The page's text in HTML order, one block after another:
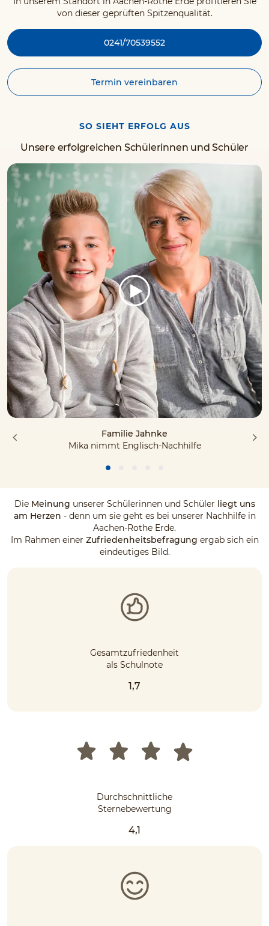
von dieser geprüften Spitzenqualität.
0241/70539552
Termin vereinbaren
SO SIEHT ERFOLG AUS
Unsere erfolgreichen Schülerinnen und Schüler
Familie Jahnke
Mika nimmt Englisch-Nachhilfe
Die Meinung unserer Schülerinnen und Schüler liegt uns
am Herzen - denn um sie geht es bei unserer Nachhilfe in
Aachen-Rothe Erde.
Im Rahmen einer Zufriedenheitsbefragung ergab sich ein
eindeutiges Bild.
Gesamtzufriedenheit
als Schulnote
1,7
Durchschnittliche
Sternebewertung
4,1